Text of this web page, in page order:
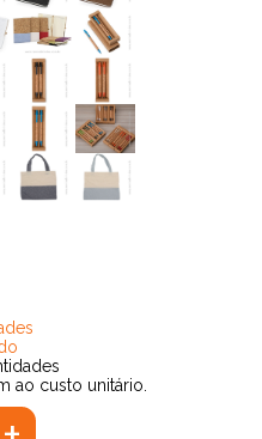
ao custo unitário.